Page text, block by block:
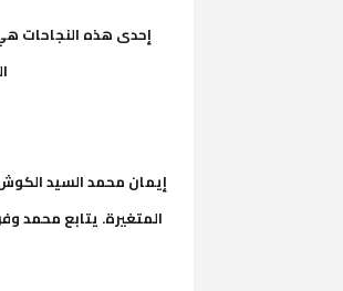
إحدى هذه النجاحات
إيمان محمد السيد
المتغيرة. يتابع محمد